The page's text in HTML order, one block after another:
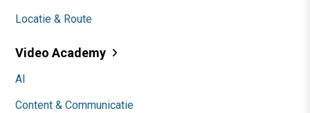
Locatie & Route
Video Academy
AI
Content & Communicatie